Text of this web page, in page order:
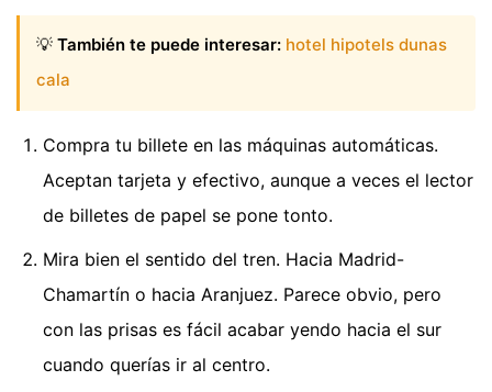
💡 También te puede interesar: hotel hipotels dunas
cala
Compra tu billete en las máquinas automáticas.
Aceptan tarjeta y efectivo, aunque a veces el lector
de billetes de papel se pone tonto.
Mira bien el sentido del tren. Hacia Madrid-
Chamartín o hacia Aranjuez. Parece obvio, pero
con las prisas es fácil acabar yendo hacia el sur
cuando querías ir al centro.